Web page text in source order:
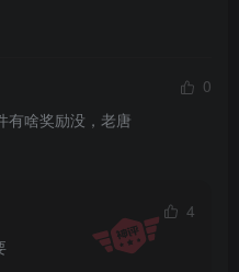
0
有啥奖励没，老唐
4